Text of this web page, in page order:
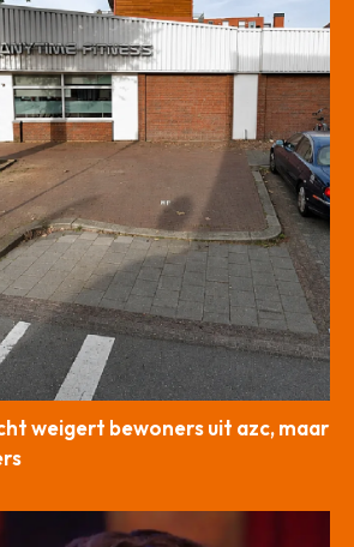
weigert bewoners uit azc, maar